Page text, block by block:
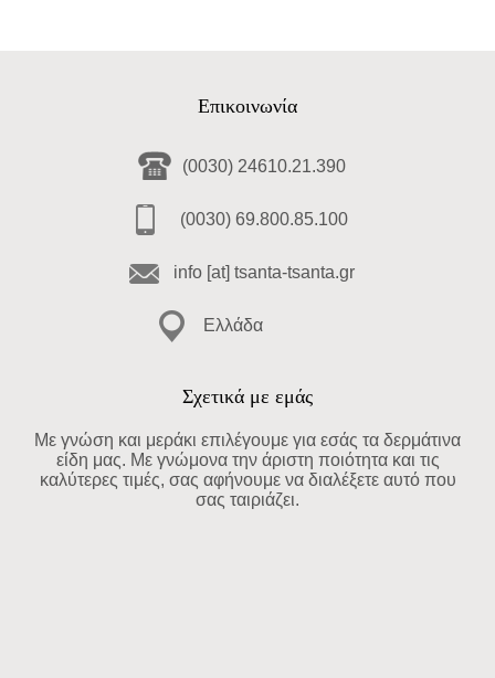
Επικοινωνία
(0030) 24610.21.390
(0030) 69.800.85.100
info [at] tsanta-tsanta.gr
Ελλάδα
Σχετικά με εμάς
Με γνώση και μεράκι επιλέγουμε για εσάς τα δερμάτινα
είδη μας. Με γνώμονα την άριστη ποιότητα και τις
καλύτερες τιμές, σας αφήνουμε να διαλέξετε αυτό που
σας ταιριάζει.